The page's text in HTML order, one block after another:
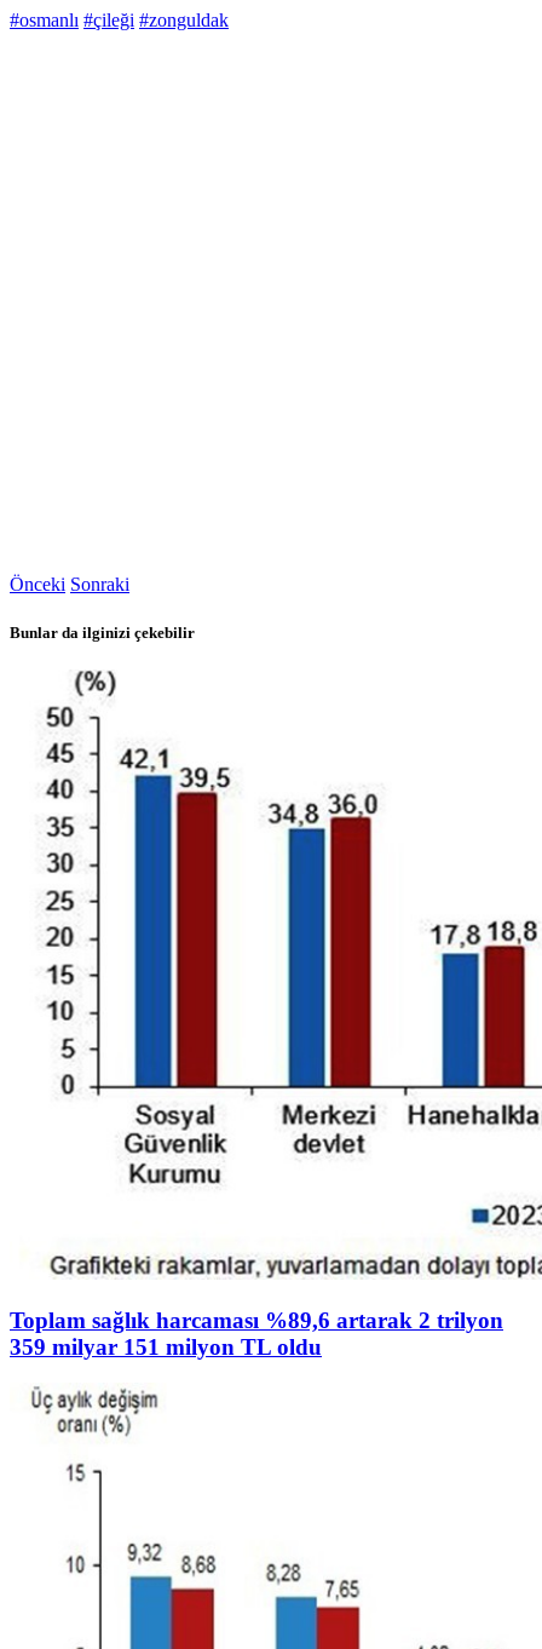
#osmanlı #çileği #zonguldak
Önceki Sonraki
Bunlar da ilginizi çekebilir
Toplam sağlık harcaması %89,6 artarak 2 trilyon
359 milyar 151 milyon TL oldu